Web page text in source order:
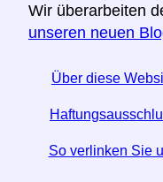
Wir überarbeiten
unseren neuen
Über diese
So verlinken Sie